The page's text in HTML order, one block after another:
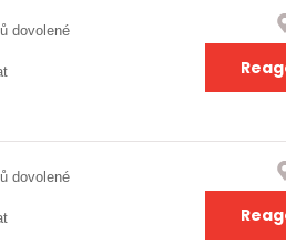
dovolené
dovolené